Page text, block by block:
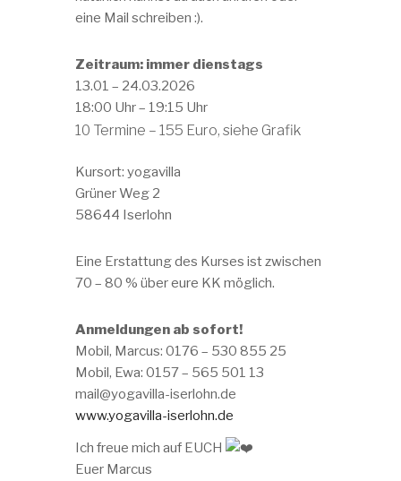
eine Mail schreiben :).
Zeitraum: immer dienstags
13.01 – 24.03.2026
18:00 Uhr – 19:15 Uhr
10 Termine – 155 Euro, siehe Grafik
Kursort: yogavilla
Grüner Weg 2
58644 Iserlohn
Eine Erstattung des Kurses ist zwischen
70 – 80 % über eure KK möglich.
Anmeldungen ab sofort!
Mobil, Marcus: 0176 – 530 855 25
Mobil, Ewa: 0157 – 565 501 13
mail@yogavilla-iserlohn.de
www.yogavilla-iserlohn.de
Ich freue mich auf EUCH
Euer Marcus